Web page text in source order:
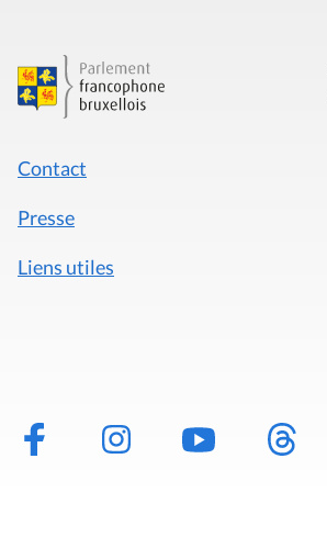
Contact
Presse
Liens utiles